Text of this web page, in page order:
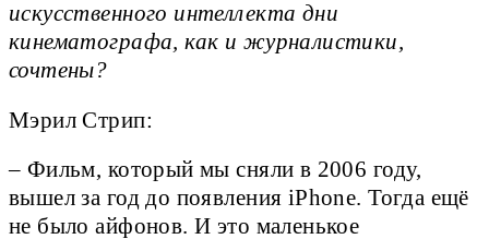
искусственного интеллекта дни
кинематографа, как и журналистики,
сочтены?
Мэрил Стрип:
– Фильм, который мы сняли в 2006 году,
вышел за год до появления iPhone. Тогда ещё
не было айфонов. И это маленькое